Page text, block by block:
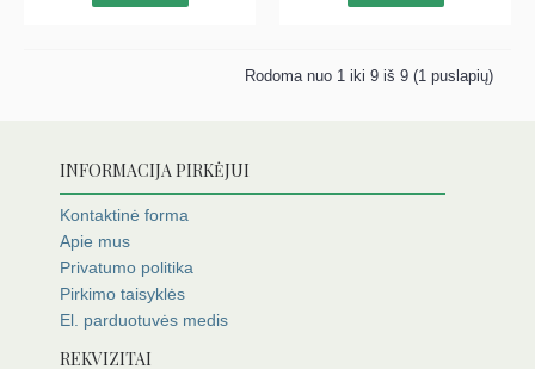
Rodoma nuo 1 iki 9 iš 9 (1 puslapių)
INFORMACIJA PIRKĖJUI
Kontaktinė forma
Apie mus
Privatumo politika
Pirkimo taisyklės
El. parduotuvės medis
REKVIZITAI